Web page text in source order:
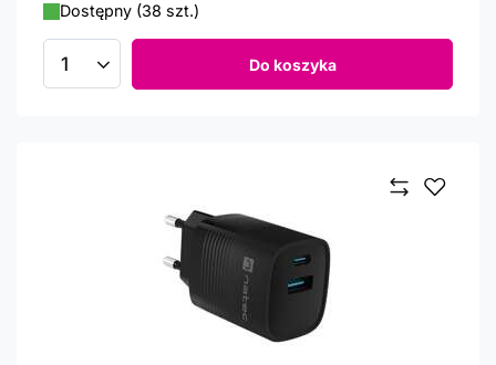
Dostępny (38 szt.)
Ilość produktów Do koszyka